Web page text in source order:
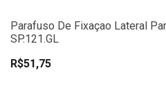
Parafuso De Fixaçao Lateral
SP.121.GL
R$51,75